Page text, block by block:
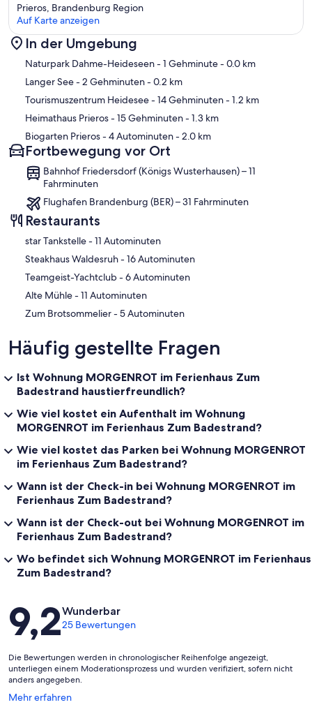
Karte
Prieros, Brandenburg Region
Auf Karte anzeigen
In der Umgebung
Naturpark Dahme-Heideseen- 1 Gehminute- 0.0 km
Langer See- 2 Gehminuten- 0.2 km
Tourismuszentrum Heidesee- 14 Gehminuten- 1.2 km
Heimathaus Prieros- 15 Gehminuten- 1.3 km
Biogarten Prieros- 4 Autominuten- 2.0 km
Fortbewegung vor Ort
Bahnhof Friedersdorf (Königs Wusterhausen) – 11
Fahrminuten
Flughafen Brandenburg (BER) – 31 Fahrminuten
Restaurants
‪star Tankstelle - ‬11 Autominuten
‪Steakhaus Waldesruh - ‬16 Autominuten
‪Teamgeist-Yachtclub - ‬6 Autominuten
‪Alte Mühle - ‬11 Autominuten
‪Zum Brotsommelier - ‬5 Autominuten
Häufig gestellte Fragen
Ist Wohnung MORGENROT im Ferienhaus Zum
Badestrand haustierfreundlich?
Wie viel kostet ein Aufenthalt im Wohnung
MORGENROT im Ferienhaus Zum Badestrand?
Wie viel kostet das Parken bei Wohnung MORGENROT
im Ferienhaus Zum Badestrand?
Wann ist der Check-in bei Wohnung MORGENROT im
Ferienhaus Zum Badestrand?
Wann ist der Check-out bei Wohnung MORGENROT im
Ferienhaus Zum Badestrand?
Wo befindet sich Wohnung MORGENROT im Ferienhaus
Zum Badestrand?
Bewertungen
9,2Wunderbar
25 Bewertungen
Die Bewertungen werden in chronologischer Reihenfolge angezeigt,
unterliegen einem Moderationsprozess und wurden verifiziert, sofern nicht
anders angegeben.
Mehr erfahren
Wird